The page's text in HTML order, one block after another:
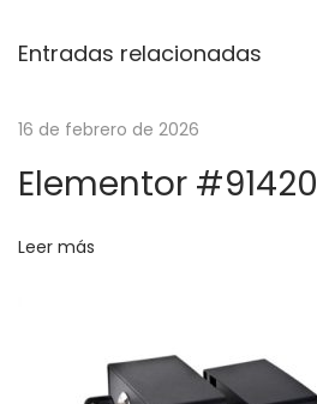
a
o
e
R
Entradas relacionadas
16 de febrero de 2026
Elementor #91420
Leer más